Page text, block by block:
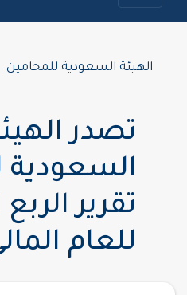
الهيئة السعودية للمحامين
تصدر
السعودية
تقرير الربع
للعام المالي